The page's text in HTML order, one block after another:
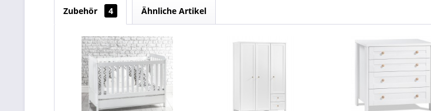
Zubehör 4 Ähnliche Artikel